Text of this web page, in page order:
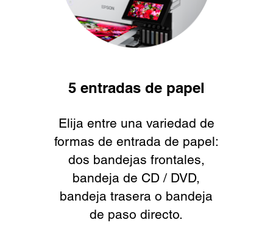
5 entradas de papel
Elija entre una variedad de
formas de entrada de papel:
dos bandejas frontales,
bandeja de CD / DVD,
bandeja trasera o bandeja
de paso directo.